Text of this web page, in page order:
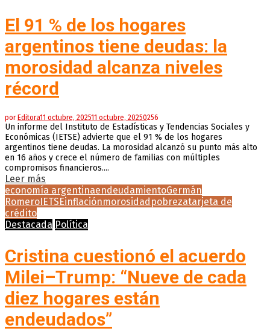
El 91 % de los hogares
argentinos tiene deudas: la
morosidad alcanza niveles
récord
por Editora11 octubre, 202511 octubre, 20250256
Un informe del Instituto de Estadísticas y Tendencias Sociales y
Económicas (IETSE) advierte que el 91 % de los hogares
argentinos tiene deudas. La morosidad alcanzó su punto más alto
en 16 años y crece el número de familias con múltiples
compromisos financieros....
Leer más
economía argentinaendeudamientoGermán
Romero IETSEinflaciónmorosidad pobrezatarjeta de
crédito
Destacada Política
Cristina cuestionó el acuerdo
Milei–Trump: “Nueve de cada
diez hogares están
endeudados”